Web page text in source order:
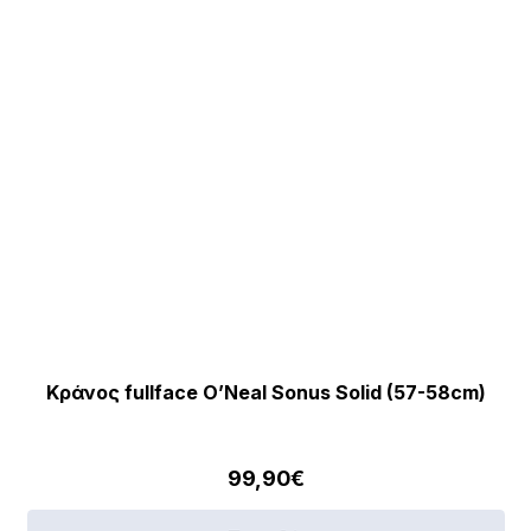
Κράνος fullface O’Neal Sonus Solid (57-58cm)
99,90€